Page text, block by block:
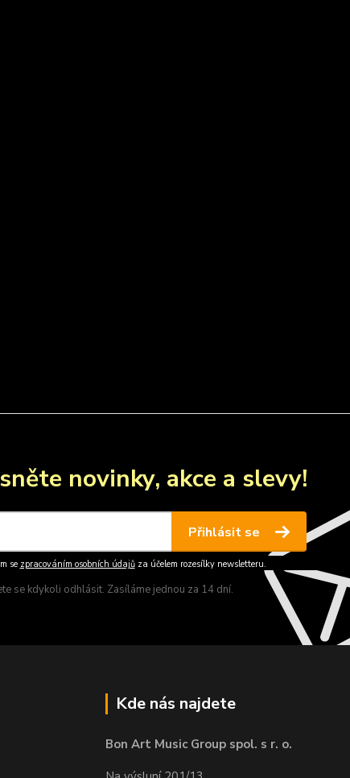
novinky, akce a slevy!
Přihlásit se
se zpracováním osobních údajůza účelem rozesílky newsletteru.
se kdykoli odhlásit. Zasíláme jednou za 14 dní.
Kde nás najdete
Bon Art Music Group spol. s r. o.